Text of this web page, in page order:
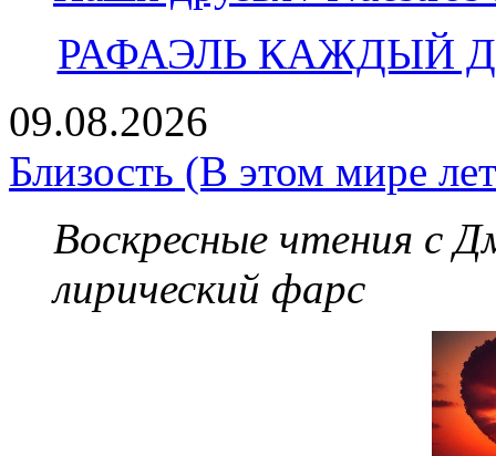
РАФАЭЛЬ КАЖДЫЙ
09.08.2026
Близость (В этом мире
Воскресные чтения с
лирический фарс